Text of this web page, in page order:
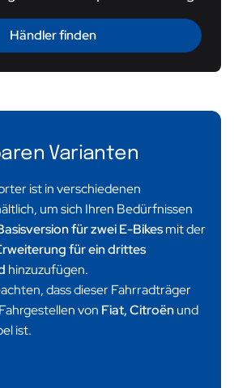
Händler finden
Varianten
ist in verschiedenen
um sich Ihren Bedürfnissen
für zwei E-Bikesmit der
für ein drittes
hinzuzufügen.
dass dieser Fahrradträger
von Fiat, Citroënund
ist.